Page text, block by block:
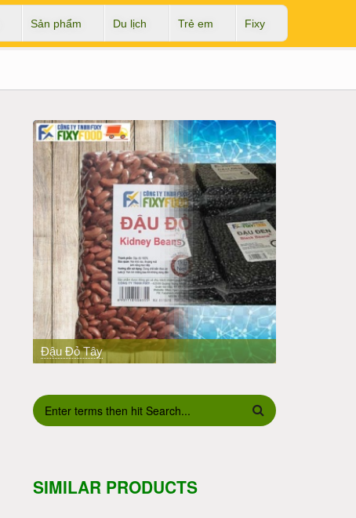
Sản phẩm Du lịch Trẻ em Fixy
Đậu Đỏ Tây
PREV
BIỂU MẪU TÌM KIẾM
SIMILAR PRODUCTS